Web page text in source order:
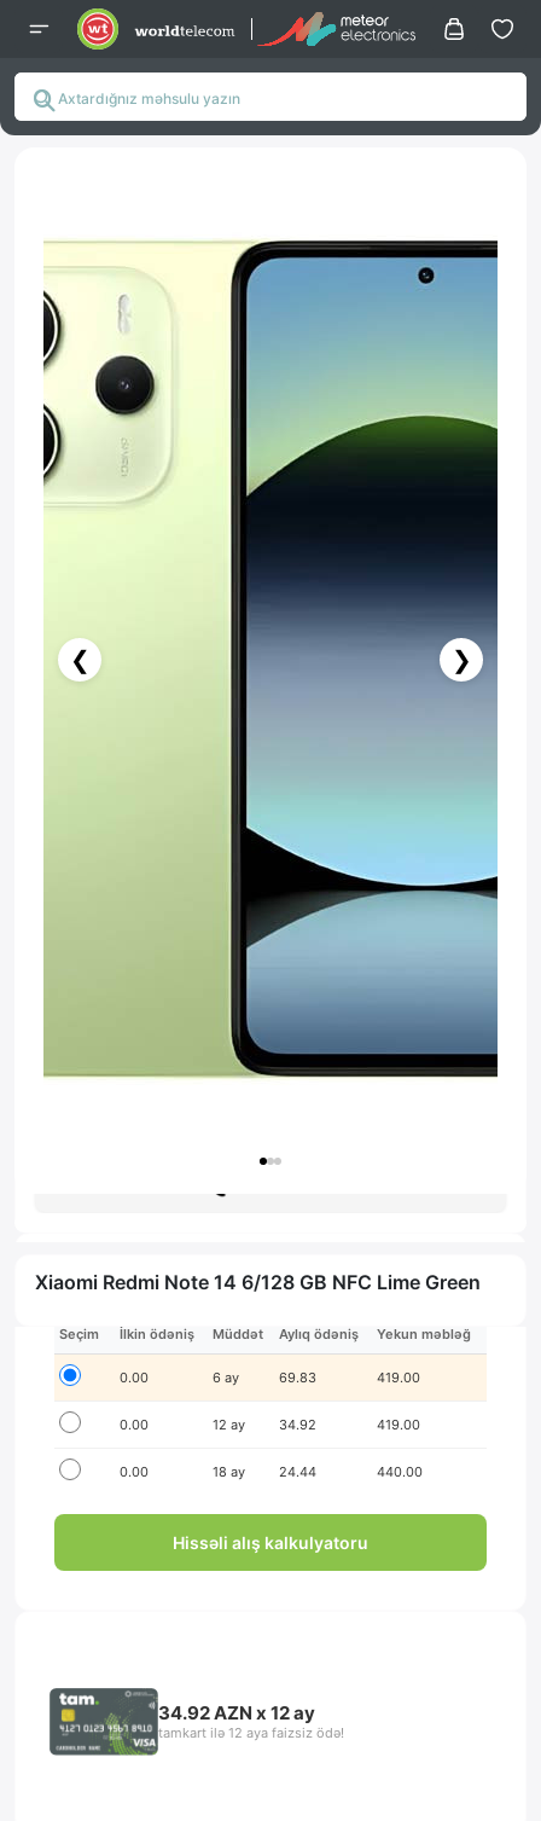
❮ ❯
Xiaomi Redmi Note 14 6/128 GB NFC Lime Green
Stokda Yoxdur
İlkin ödənişsiz hissə-hissə ödə!
Seçim İlkin ödəniş Müddət Aylıq ödəniş Yekun məbləğ
0.00 6 ay 69.83 419.00
0.00 12 ay 34.92 419.00
0.00 18 ay 24.44 440.00
Hissəli alış kalkulyatoru
34.92 AZN x 12 ay
tamkart ilə 12 aya faizsiz ödə!